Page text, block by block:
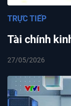
Tài chính
TRỰC TIẾP
27/05/2026